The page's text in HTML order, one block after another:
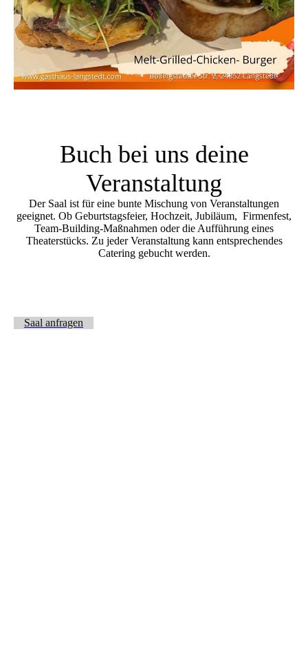
Buch bei uns deine
Veranstaltung
Der Saal ist für eine bunte Mischung von Veranstaltungen
geeignet. Ob Geburtstagsfeier, Hochzeit, Jubiläum, Firmenfest,
Team-Building-Maßnahmen oder die Aufführung eines
Theaterstücks. Zu jeder Veranstaltung kann entsprechendes
Catering gebucht werden.
Saal anfragen